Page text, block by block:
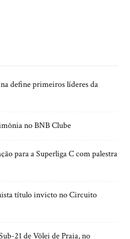
define primeiros líderes da
no BNB Clube
para a Superliga C com palestra
título invicto no Circuito
21 de Vôlei de Praia, no